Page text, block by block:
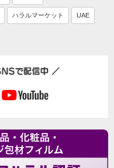
ハラルマーケット UAE